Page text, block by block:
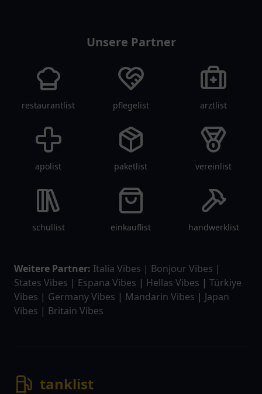
Unsere Partner
restaurantlist pflegelist arztlist
apolist paketlist vereinlist
schullist einkauflist handwerklist
Weitere Partner: Italia Vibes | Bonjour Vibes |
States Vibes | Espana Vibes | Hellas Vibes | Türkiye
Vibes | Germany Vibes | Mandarin Vibes | Japan
Vibes | Britain Vibes
tanklist